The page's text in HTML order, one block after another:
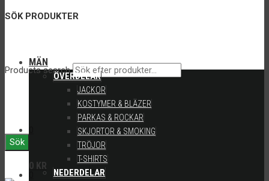
SÖK PRODUKTER
Products search
Sök
MÄN
ÖVERDELAR
JACKOR
KOSTYMER & BLÄZER
PARKAS & ROCKAR
SKJORTOR & SMOKING
TRÖJOR
T-SHIRTS
NEDERDELAR
0 KR